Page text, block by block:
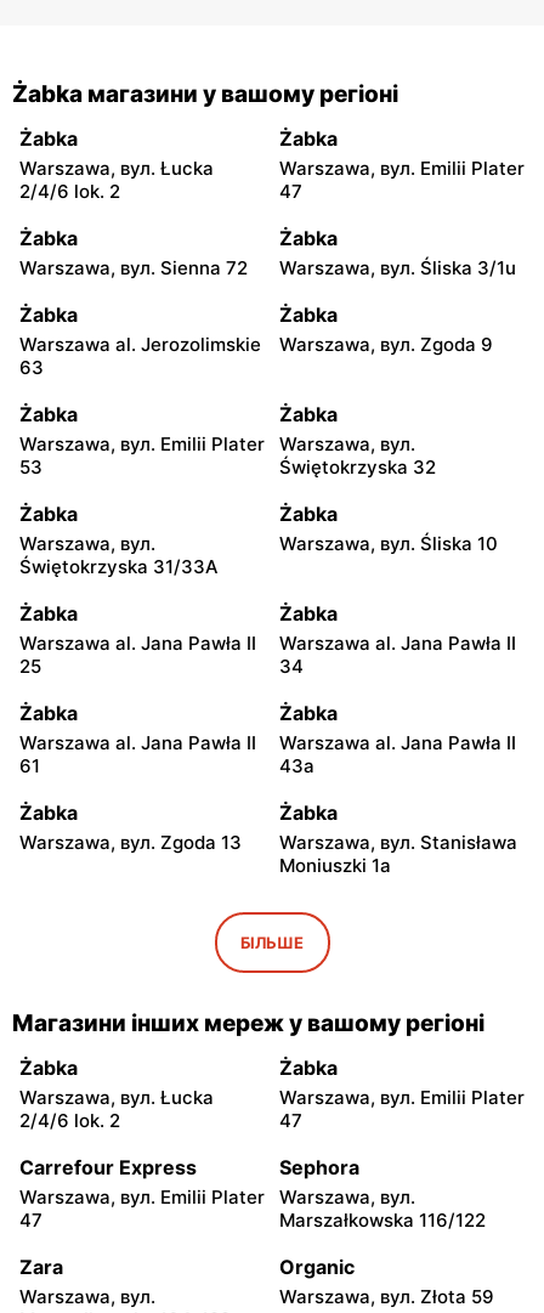
Żabka магазини у вашому регіоні
Żabka
Warszawa, вул. Łucka
2/4/6 lok. 2
Żabka
Warszawa, вул. Emilii Plater
47
Żabka
Warszawa, вул. Sienna 72
Żabka
Warszawa, вул. Śliska 3/1u
Żabka
Warszawa al. Jerozolimskie
63
Żabka
Warszawa, вул. Zgoda 9
Żabka
Warszawa, вул. Emilii Plater
53
Żabka
Warszawa, вул.
Świętokrzyska 32
Żabka
Warszawa, вул.
Świętokrzyska 31/33A
Żabka
Warszawa, вул. Śliska 10
Żabka
Warszawa al. Jana Pawła II
25
Żabka
Warszawa al. Jana Pawła II
34
Żabka
Warszawa al. Jana Pawła II
61
Żabka
Warszawa al. Jana Pawła II
43a
Żabka
Warszawa, вул. Zgoda 13
Żabka
Warszawa, вул. Stanisława
Moniuszki 1a
Świętokrzyska 0 Stacja
Żabka
Warszawa, вул.
Grzybowska 5
Żabka
Łódź, вул. Żurawia 14
Żabka
Warszawa, вул. Żurawia 18
Żabka
35
Żabka
104
Żabka
Grzybowska 2
Żabka
БІЛЬШЕ
Магазини інших мереж у вашому регіоні
Żabka
Warszawa, вул. Łucka
2/4/6 lok. 2
Żabka
Warszawa, вул. Emilii Plater
47
Carrefour Express
Warszawa, вул. Emilii Plater
47
Sephora
Warszawa, вул.
Marszałkowska 116/122
Zara
Warszawa, вул.
Organic
Warszawa, вул. Złota 59